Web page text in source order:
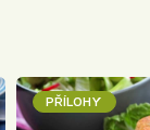
PŘÍLOHY